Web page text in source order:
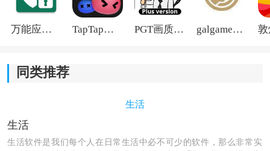
*不仅提供室内运动指导，还有室外运动推荐，根据自身
万能应用隐藏 TapTap国际版2026 PGT画质助手旧版 galgame游戏盒子2026
同类推荐
生活
生活
生活软件是我们每个人在日常生活中必不可少的软件，那么非常实